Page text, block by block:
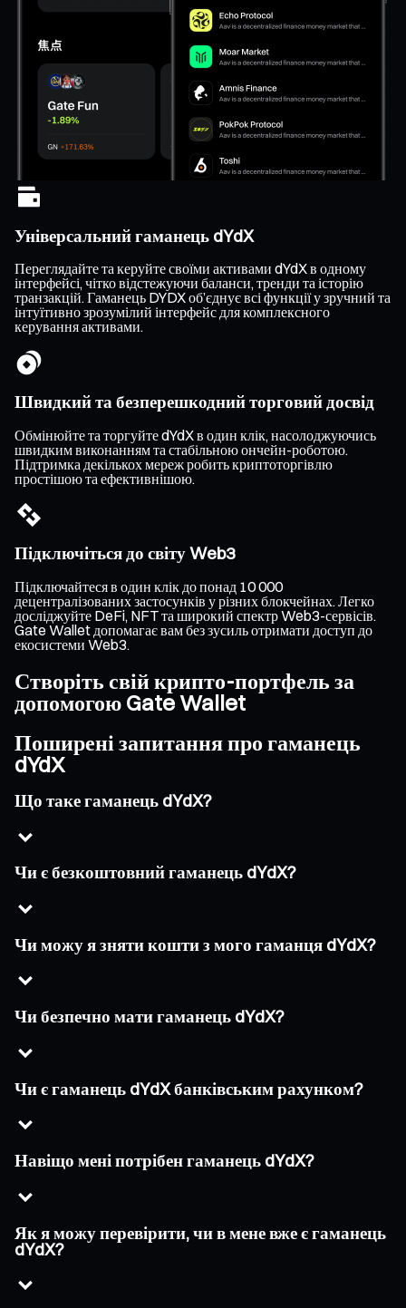
Універсальний гаманець dYdX
Переглядайте та керуйте своїми активами dYdX в одному
інтерфейсі, чітко відстежуючи баланси, тренди та історію
транзакцій. Гаманець DYDX об’єднує всі функції у зручний та
інтуїтивно зрозумілий інтерфейс для комплексного
керування активами.
Швидкий та безперешкодний торговий досвід
Обмінюйте та торгуйте dYdX в один клік, насолоджуючись
швидким виконанням та стабільною ончейн-роботою.
Підтримка декількох мереж робить криптоторгівлю
простішою та ефективнішою.
Підключіться до світу Web3
Підключайтеся в один клік до понад 10 000
децентралізованих застосунків у різних блокчейнах. Легко
досліджуйте DeFi, NFT та широкий спектр Web3-сервісів.
Gate Wallet допомагає вам без зусиль отримати доступ до
екосистеми Web3.
Створіть свій крипто-портфель за
допомогою Gate Wallet
Поширені запитання про гаманець
dYdX
Що таке гаманець dYdX?
Чи є безкоштовний гаманець dYdX?
Чи можу я зняти кошти з мого гаманця dYdX?
Чи безпечно мати гаманець dYdX?
Чи є гаманець dYdX банківським рахунком?
Навіщо мені потрібен гаманець dYdX?
Як я можу перевірити, чи в мене вже є гаманець
dYdX?